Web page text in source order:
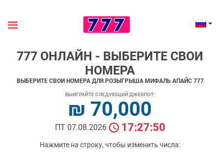
777 ОНЛАЙН - ВЫБЕРИТЕ СВОИ
НОМЕРА
ВЫБЕРИТЕ СВОИ НОМЕРА ДЛЯ РОЗЫГРЫША МИФАЛЬ АПАЙС 777
ВЫИГРАЙТЕ СЛЕДУЮЩИЙ ДЖЕКПОТ:
₪ 70,000
ПТ 07.08.2026 17:27:50
Нажмите на строку, чтобы изменить числа: